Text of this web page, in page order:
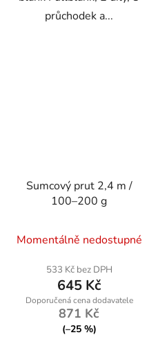
průchodek a...
Sumcový prut 2,4 m /
100–200 g
Momentálně nedostupné
533 Kč bez DPH
645 Kč
871 Kč
(–25 %)